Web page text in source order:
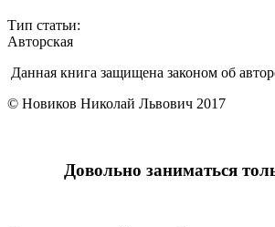
Тип статьи:
Авторская
Данная книга защищена законом об
© Новиков Николай Львович 2017
Довольно заниматься